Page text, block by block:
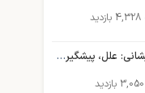
4,328 بازدید
افتادگی پوست پیشانی: علل، پیشگیری و درمان قطعی
3,050 بازدید